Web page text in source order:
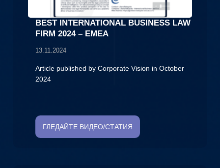
BEST INTERNATIONAL BUSINESS LAW
FIRM 2024 – EMEA
13.11.2024
Article published by Corporate Vision in October
2024
ГЛЕДАЙТЕ ВИДЕО/СТАТИЯ